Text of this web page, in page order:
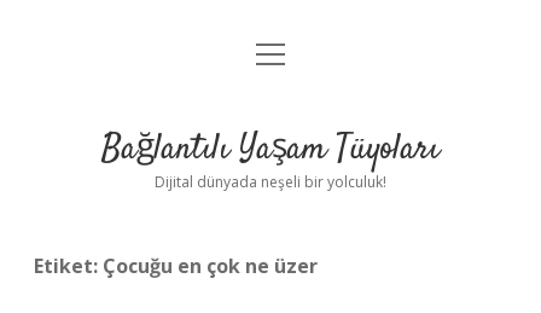
Anasayfa
Yasal Uyarı
menüyü
Bağlantılı Yaşam Tüyoları
Dijital dünyada neşeli bir yolculuk!
Etiket: Çocuğu en çok ne üzer